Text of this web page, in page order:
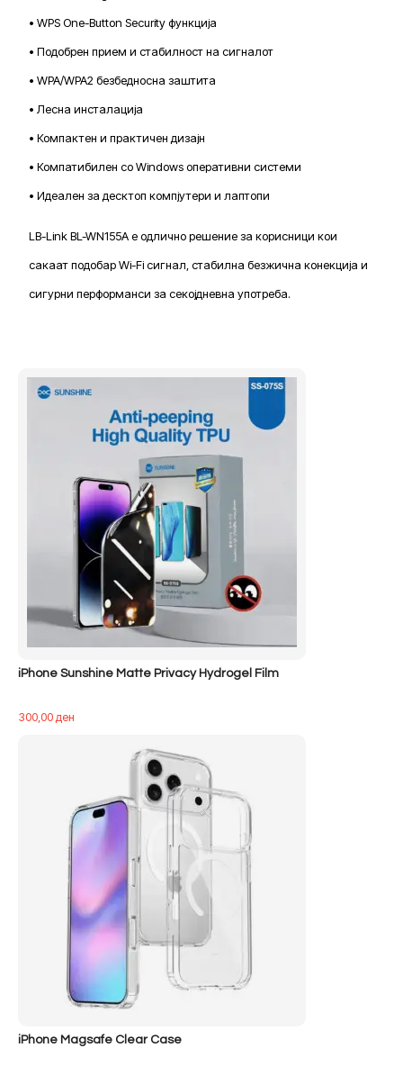
• WPS One-Button Security функција
• Подобрен прием и стабилност на сигналот
• WPA/WPA2 безбедносна заштита
• Лесна инсталација
• Компактен и практичен дизајн
• Компатибилен со Windows оперативни системи
• Идеален за десктоп компјутери и лаптопи
LB-Link BL-WN155A е одлично решение за корисници кои
сакаат подобар Wi-Fi сигнал, стабилна безжична конекција и
сигурни перформанси за секојдневна употреба.
iPhone Sunshine Matte Privacy Hydrogel Film
300,00ден
iPhone Magsafe Clear Case